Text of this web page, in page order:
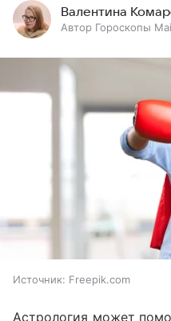
Валентина
Автор Гороскопы
Источник: Freepik.com
Астрология может